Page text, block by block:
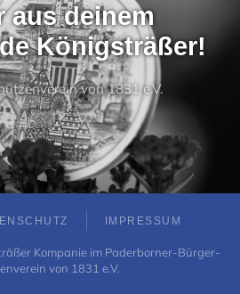
aus deinem
Königsträßer!
von 1831 e.V.
IMPRESSUM
Kompanie im Paderborner-Bürger-
von 1831 e.V.